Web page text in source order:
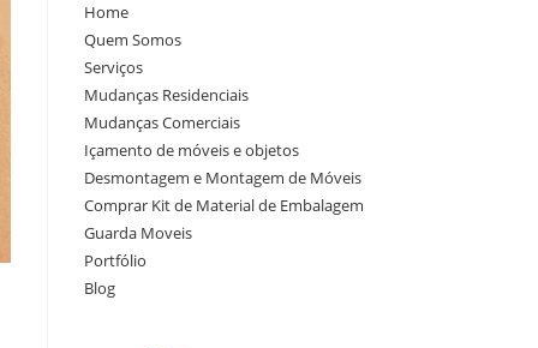
Home
Quem Somos
Serviços
Mudanças Residenciais
Mudanças Comerciais
Içamento de móveis e objetos
Desmontagem e Montagem de Móveis
Comprar Kit de Material de Embalagem
Guarda Moveis
Portfólio
Blog